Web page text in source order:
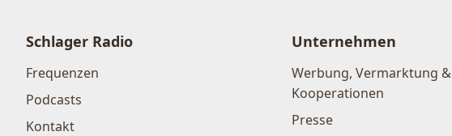
Schlager Radio
Frequenzen
Podcasts
Kontakt
Unternehmen
Werbung, Vermarktung &
Kooperationen
Presse